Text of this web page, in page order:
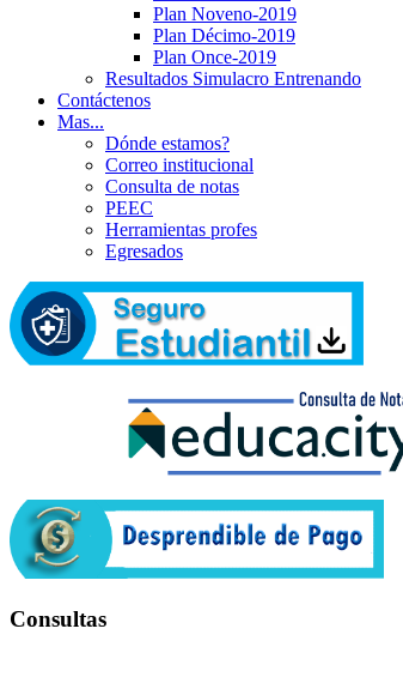
Plan Noveno-2019
Plan Décimo-2019
Plan Once-2019
Resultados Simulacro Entrenando
Contáctenos
Mas...
Dónde estamos?
Correo institucional
Consulta de notas
PEEC
Herramientas profes
Egresados
Consultas